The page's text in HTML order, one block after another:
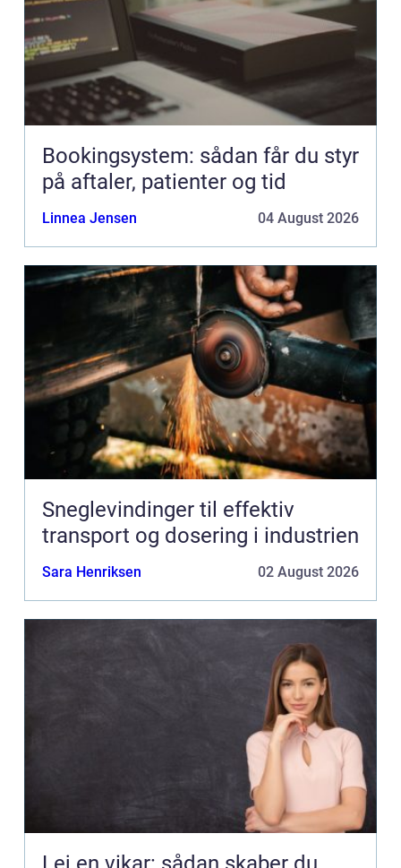
Bookingsystem: sådan får du styr
på aftaler, patienter og tid
Linnea Jensen 04 August 2026
Sneglevindinger til effektiv
transport og dosering i industrien
Sara Henriksen 02 August 2026